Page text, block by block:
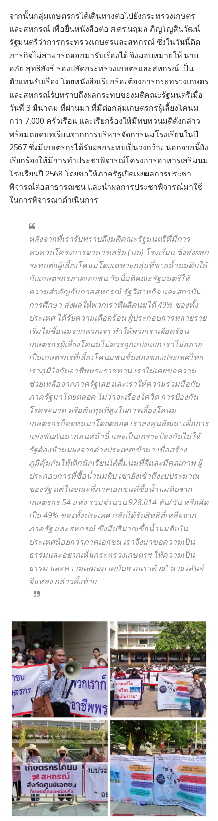
จากนั้นกลุ่มเกษตรกรได้เดินทางต่อไปยังกระทรวงเกษตร
และสหกรณ์ เพื่อยื่นหนังสือต่อ ศ.ดร.นฤมล ภิญโญสินวัฒน์
รัฐมนตรีว่าการกระทรวงเกษตรและสหกรณ์ ซึ่งในวันนี้ติด
ภารกิจไม่สามารถออกมารับเรื่องได้ จึงมอบหมายให้ นาย
อภัย สุทธิสังข์ รองปลัดกระทรวงเกษตรและสหกรณ์ เป็น
ตัวแทนรับเรื่อง โดยหนังสือเรียกร้องต้องการกระทรวงเกษตร
และสหกรณ์รับทราบถึงผลกระทบของมติคณะรัฐมนตรีเมื่อ
วันที่ 3 มีนาคม ที่ผ่านมา ที่มีต่อกลุ่มเกษตรกรผู้เลี้ยงโคนม
กว่า 7,000 ครัวเรือน และเรียกร้องให้มีทบทวนมติดังกล่าว
พร้อมถอดบทเรียนจากการบริหารจัดการนมโรงเรียนในปี
2567 ซึ่งมีเกษตรกรได้รับผลกระทบเป็นวงกว้าง นอกจากนี้ยัง
เรียกร้องให้มีการทำประชาพิจารณ์โครงการอาหารเสริมนม
โรงเรียนปี 2568 โดยขอให้ภาครัฐเปิดเผยผลการประชา
พิจารณ์ต่อสาธารณชน และนำผลการประชาพิจารณ์มาใช้
ในการพิจารณาดำเนินการ
หลังจากที่เรารับทราบถึงมติคณะรัฐมนตรีที่มีการ
ทบทวนโครงการอาหารเสริม (นม) โรงเรียน ซึ่งส่งผลก
ระทบต่อผู้เลี้ยงโคนมโดยเฉพาะกลุ่มที่ขายน้ำนมดิบให้
กับเกษตรกรภาคเอกชน วันนี้มติคณะรัฐมนตรีให้
ความสำคัญกับภาคสหกรณ์ รัฐวิสาหกิจ และสถาบัน
การศึกษา ส่งผลให้พวกเราที่ผลิตนมได้ 49% ของทั้ง
ประเทศ ได้รับความเดือดร้อน ผู้ประกอบการหลายราย
เริ่มไม่ซื้อนมจากพวกเรา ทำให้พวกเราเดือดร้อน
เกษตรกรผู้เลี้ยงโคนมไม่ควรถูกแบ่งแยก เราไม่อยาก
เป็นเกษตรกรที่เลี้ยงโคนมชนชั้นสองของประเทศไทย
เราภูมิใจกับอาชีพพระราชทาน เราไม่เคยขอความ
ช่วยเหลือจากภาครัฐเลย และเราให้ความร่วมมือกับ
ภาครัฐมาโดยตลอด ไม่ว่าจะเรื่องโควิด การป้องกัน
โรคระบาด หรือต้นทุนที่สูงในการเลี้ยงโคนม
เกษตรกรก็อดทนมาโดยตลอด เราลงทุนพัฒนาเพื่อการ
แข่งขันกันมาก่อนหน้านี้ และเป็นเกราะป้องกันไม่ให้
รัฐต้องนำนมผงจากต่างประเทศเข้ามา เพื่อสร้าง
ภูมิคุ้มกันให้เด็กนักเรียนได้ดื่มนมที่ดีและมีคุณภาพ ผู้
ประกอบการที่ซื้อน้ำนมดิบ เขายังเข้าถึงงบประมาณ
ของรัฐ แต่ในขณะที่ภาคเอกชนที่ซื้อน้ำนมดิบจาก
เกษตรกร 54 แห่ง รวมจำนวน 928.014 ตัน/วัน หรือคิด
เป็น 49% ของทั้งประเทศ กลับได้รับสิทธิที่เหลือจาก
ภาครัฐ และสหกรณ์ ซึ่งมีปริมาณซื้อน้ำนมดิบใน
ประเทศน้อยกว่าภาคเอกชน เราจึงมาขอความเป็น
ธรรมและอยากเห็นกระทรวงเกษตรฯ ให้ความเป็น
ธรรม และความเสมอภาคกับพวกเราด้วย” นายวสันต์
จีนหลง กล่าวทิ้งท้าย